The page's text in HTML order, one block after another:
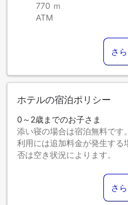
770 ｍ
ATM
さ
ホテルの宿泊ポリシー
0～2歳までのお子さま
添い寝の場合は宿泊無料です
利用には追加料金が発生する
否は空き状況によります。
添い寝の場合は宿泊無料です。
6歳以上のゲストは大人とみ
エキストラベッドの追加可
さ